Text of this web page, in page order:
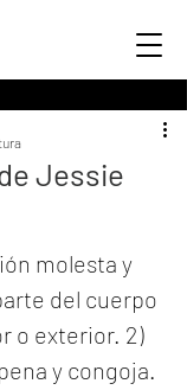
Jessie
molesta y
del cuerpo
o exterior. 2)
y congoja.